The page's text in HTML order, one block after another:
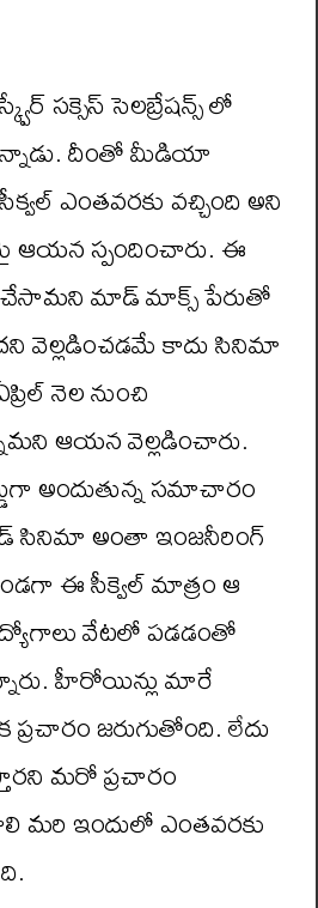
సక్సెస్ సెలబ్రేషన్స్ లో
దీంతో మీడియా
ఎంతవరకు వచ్చింది అని
స్పందించారు. ఈ
చేసామని మాడ్ మాక్స్ పేరుతో
వెల్లడించడమే కాదు సినిమా
నెల నుంచి
ఆయన వెల్లడించారు.
అందుతున్న సమాచారం
సినిమా అంతా ఇంజనీరింగ్
ఈ సీక్వెల్ మాత్రం ఆ
ఉద్యోగాలు వేటలో పడడంతో
హీరోయిన్లు మారే
జరుగుతోంది. లేదు
మరో ప్రచారం
మరి ఇందులో ఎంతవరకు